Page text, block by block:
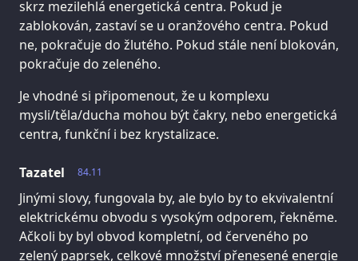
skrz mezilehlá energetická centra. Pokud je
zablokován, zastaví se u oranžového centra. Pokud
ne, pokračuje do žlutého. Pokud stále není blokován,
pokračuje do zeleného.
Je vhodné si připomenout, že u komplexu
mysli/těla/ducha mohou být čakry, nebo energetická
centra, funkční i bez krystalizace.
84.11
Tazatel
Jinými slovy, fungovala by, ale bylo by to ekvivalentní
elektrickému obvodu s vysokým odporem, řekněme.
Ačkoli by byl obvod kompletní, od červeného po
zelený paprsek, celkové množství přenesené energie